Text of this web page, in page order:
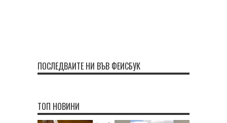
ПОСЛЕДВАЙТЕ НИ ВЪВ ФЕЙСБУК
ТОП НОВИНИ